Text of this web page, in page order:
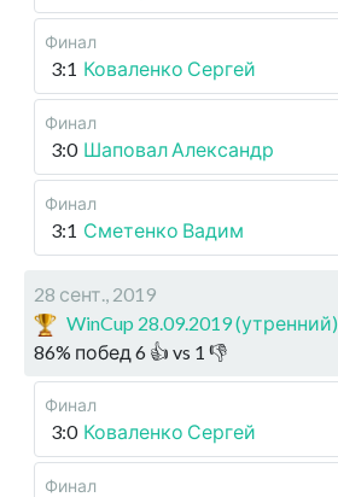
Финал
3:1 Коваленко Сергей
Финал
3:0 Шаповал Александр
Финал
3:1 Сметенко Вадим
28 сент., 2019
WinCup 28.09.2019 (утренний)
86% побед 6 👍 vs 1 👎
Финал
3:0 Коваленко Сергей
Финал